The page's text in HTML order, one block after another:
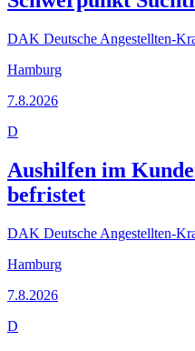
DAK Deutsche Angestellten-
Hamburg
7.8.2026
D
Aushilfen im
befristet
DAK Deutsche Angestellten-
Hamburg
7.8.2026
D